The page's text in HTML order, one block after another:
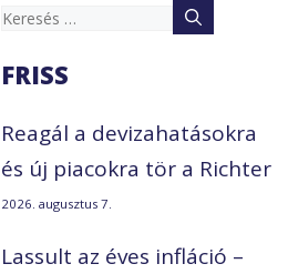
Keresés:
FRISS
Reagál a devizahatásokra
és új piacokra tör a Richter
2026. augusztus 7.
Lassult az éves infláció –